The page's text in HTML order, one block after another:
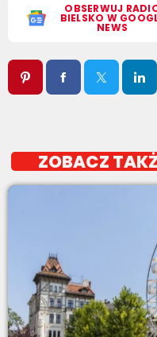
OBSERWUJ
BIELSKO W
NEWS
ZOBACZ